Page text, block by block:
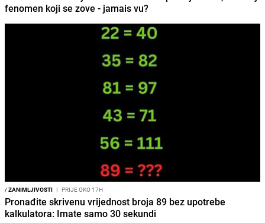
fenomen koji se zove - jamais vu?
/ZANIMLJIVOSTI I PRIJE OKO 17H
Pronađite skrivenu vrijednost broja 89 bez upotrebe
kalkulatora: Imate samo 30 sekundi